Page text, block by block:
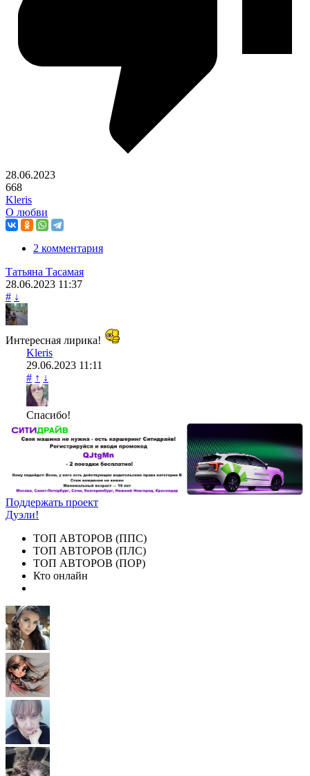
28.06.2023
668
Kleris
О любви
2 комментария
Татьяна Тасамая
28.06.2023 11:37
# ↓
Интересная лирика!
Kleris
29.06.2023 11:11
# ↑ ↓
Спасибо!
Поддержать проект
Дуэли!
ТОП АВТОРОВ (ППС)
ТОП АВТОРОВ (ПЛС)
ТОП АВТОРОВ (ПОР)
Кто онлайн